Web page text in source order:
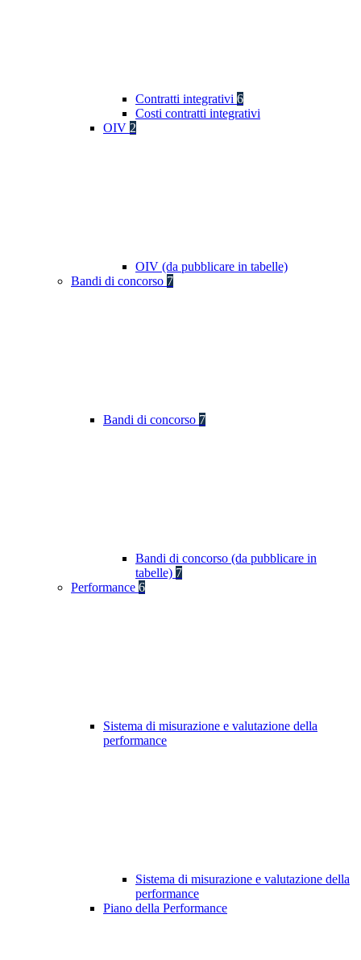
Contratti integrativi 6
Costi contratti integrativi
OIV 2
OIV (da pubblicare in tabelle)
Bandi di concorso 7
Bandi di concorso 7
Bandi di concorso (da pubblicare in
tabelle) 7
Performance 6
Sistema di misurazione e valutazione della
performance
Sistema di misurazione e valutazione della
performance
Piano della Performance